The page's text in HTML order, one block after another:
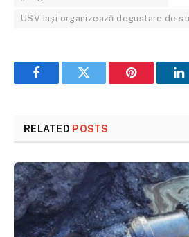
USV Iași organizează degustare de
FacebookTwitter Pinterest
RELATED POSTS